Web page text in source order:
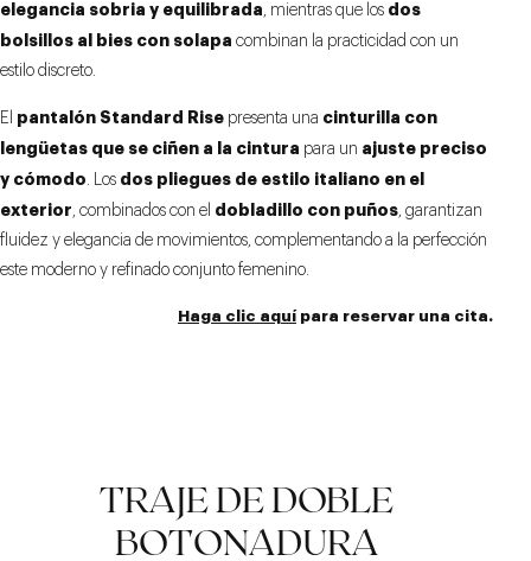
elegancia sobria y equilibrada, mientras que los dos
bolsillos al bies con solapa combinan la practicidad con un
estilo discreto.
El pantalón Standard Rise presenta una cinturilla con
lengüetas que se ciñen a la cintura para un ajuste preciso
y cómodo. Los dos pliegues de estilo italiano en el
exterior, combinados con el dobladillo con puños, garantizan
fluidez y elegancia de movimientos, complementando a la perfección
este moderno y refinado conjunto femenino.
Haga clic aquípara reservar una cita.
TRAJE DE DOBLE
BOTONADURA